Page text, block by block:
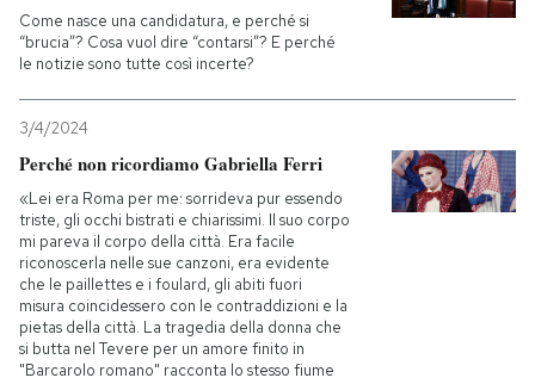
Come nasce una candidatura, e perché si
“brucia”? Cosa vuol dire “contarsi”? E perché
le notizie sono tutte così incerte?
3/4/2024
Perché non ricordiamo Gabriella Ferri
«Lei era Roma per me: sorrideva pur essendo
triste, gli occhi bistrati e chiarissimi. Il suo corpo
mi pareva il corpo della città. Era facile
riconoscerla nelle sue canzoni, era evidente
che le paillettes e i foulard, gli abiti fuori
misura coincidessero con le contraddizioni e la
pietas della città. La tragedia della donna che
si butta nel Tevere per un amore finito in
"Barcarolo romano" racconta lo stesso fiume